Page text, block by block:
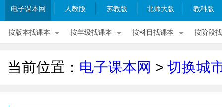
电子课本网 人教版 苏教版 北师大版 教科版
按版本找课本 按年级找课本 按科目找课本 按阶段
当前位置： 电子课本网 > 切换城